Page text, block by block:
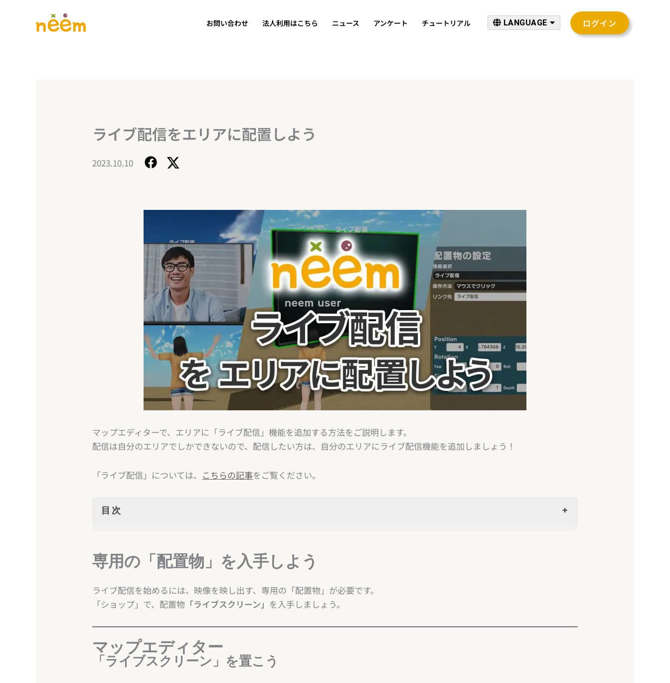
お問い合わせ 法人利用はこちら ニュース アンケート チュートリアル LANGUAGE ログイン
ライブ配信をエリアに配置しよう
2023.10.10
マップエディターで、エリアに「ライブ配信」機能を追加する方法をご説明します。
配信は自分のエリアでしかできないので、配信したい方は、自分のエリアにライブ配信機能を追加しましょう！
「ライブ配信」については、 こちらの記事をご覧ください。
目次
マップエディター
「ライブスクリーン」を置こう
エリアを保存しよう
エリアに入って確認しよう
専用の「配置物」を入手しよう
ライブ配信を始めるには、映像を映し出す、専用の「配置物」が必要です。
「ショップ」で、配置物 「ライブスクリーン」 を入手しましょう。
マップエディター
「ライブスクリーン」を置こう